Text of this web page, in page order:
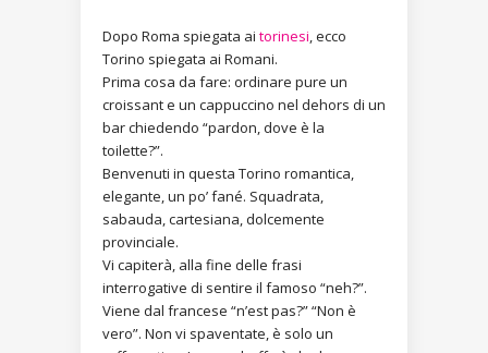
Dopo Roma spiegata ai torinesi, ecco
Torino spiegata ai Romani.
Prima cosa da fare: ordinare pure un
croissant e un cappuccino nel dehors di un
bar chiedendo “pardon, dove è la
toilette?”.
Benvenuti in questa Torino romantica,
elegante, un po’ fané. Squadrata,
sabauda, cartesiana, dolcemente
provinciale.
Vi capiterà, alla fine delle frasi
interrogative di sentire il famoso “neh?”.
Viene dal francese “n’est pas?” “Non è
vero”. Non vi spaventate, è solo un